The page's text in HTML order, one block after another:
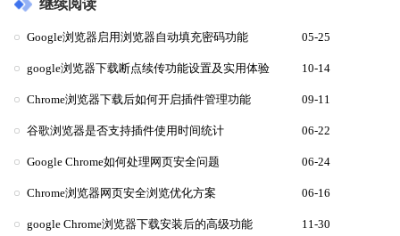
继续阅读
Google浏览器启用浏览器自动填充密码功能 05-25
google浏览器下载断点续传功能设置及实用体验 10-14
Chrome浏览器下载后如何开启插件管理功能 09-11
谷歌浏览器是否支持插件使用时间统计 06-22
Google Chrome如何处理网页安全问题 06-24
Chrome浏览器网页安全浏览优化方案 06-16
google Chrome浏览器下载安装后的高级功能 11-30